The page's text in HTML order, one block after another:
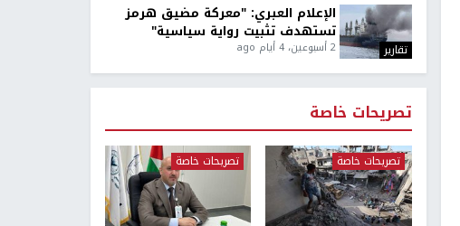
تقارير
الإعلام العبري: "معركة مضيق هرمز
تستهدف تثبيت رواية سياسية"
2 أسبوعين، 4 أيام ago
تصريحات خاصة
تصريحات خاصة تصريحات خاصة